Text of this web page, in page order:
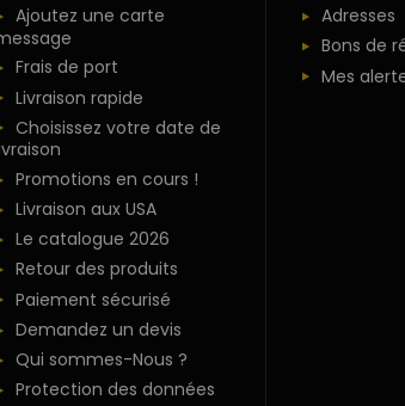
Ajoutez une carte
Frais de port
Livraison rapide
Choisissez votre date de
Promotions en cours !
Livraison aux USA
Le catalogue 2026
Retour des produits
Paiement sécurisé
Demandez un devis
Qui sommes-Nous ?
Protection des données
Adresses
Bons de
Mes